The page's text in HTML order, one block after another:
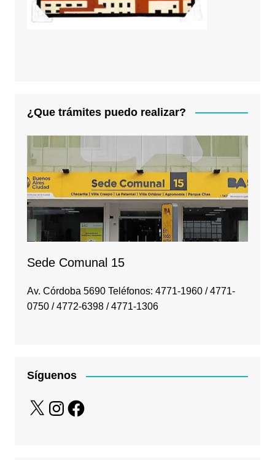
¿Que trámites puedo realizar?
Sede Comunal 15
Av. Córdoba 5690 Teléfonos: 4771-1960 / 4771-
0750 / 4772-6398 / 4771-1306
Síguenos
X InstagramFacebook